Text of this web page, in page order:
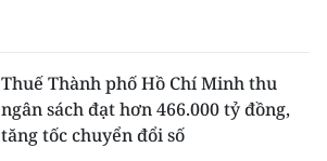
Thuế Thành phố Hồ Chí Minh thu
ngân sách đạt hơn 466.000 tỷ đồng,
tăng tốc chuyển đổi số